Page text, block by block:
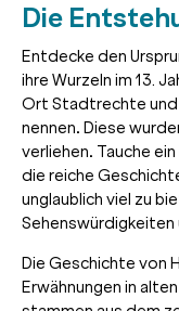
Die
Entdecke den
ihre Wurzeln im 13.
Ort Stadtrechte und
nennen. Diese
verliehen. Tauche
die reiche
unglaublich viel zu
Sehenswürdigkeiten
Die Geschichte von
Erwähnungen in